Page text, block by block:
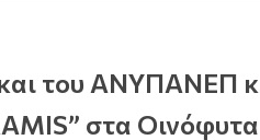
του ΑΝΥΠΑΝΕΠ
στα Οινόφυτα